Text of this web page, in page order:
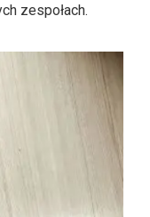
zespołach.